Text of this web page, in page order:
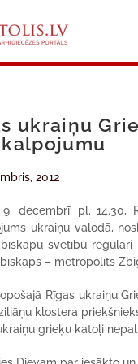
ukraiņu
2012
9. decembrī, pl. 14.30,
ukraiņu valodā,
bīskapu svētību
– metropolīts
Rīgas ukraiņu
klostera
grieķu katoļi